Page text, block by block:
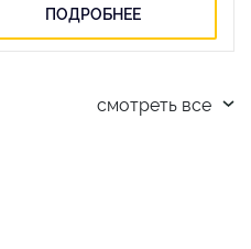
ПОДРОБНЕЕ
смотреть все